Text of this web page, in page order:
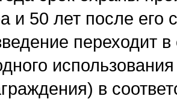
и 50 лет после его
переходит
в